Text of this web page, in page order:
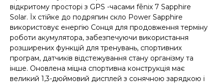
відкритому просторі з GPS -часами fēnix 7 Sapphire
Solar. Їх стійке до подряпин скло Power Sapphire
використовує енергію Сонця для продовження терміну
роботи акумулятора, забезпечуючи використання
розширених функцій для тренувань, спортивних
програм, датчиків відстежування стану організму та
інше. Оновлена міцна спортивна конструкція має
великий 1,3-дюймовий дисплей з сонячною зарядкою і